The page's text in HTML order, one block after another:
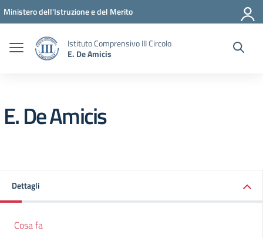
Vai ai contenuti
Vai al menu di navigazione
Vai al footer
Ministero dell'Istruzione e del Merito
Istituto Comprensivo III Circolo
E. De Amicis
E. De Amicis
Dettagli
Cosa fa